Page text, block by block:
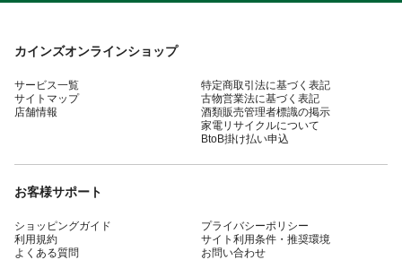
カインズオンラインショップ
サービス一覧
サイトマップ
店舗情報
特定商取引法に基づく表記
古物営業法に基づく表記
酒類販売管理者標識の掲示
家電リサイクルについて
BtoB掛け払い申込
お客様サポート
ショッピングガイド
利用規約
よくある質問
プライバシーポリシー
サイト利用条件・推奨環境
お問い合わせ